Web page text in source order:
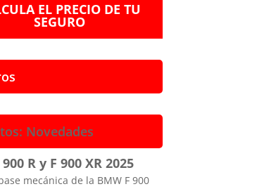
EL PRECIO DE TU
SEGURO
Novedades
R y F 900 XR 2025
mecánica de la BMW F 900